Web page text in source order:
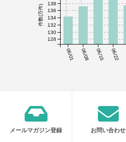
06/01 06/08 06/15 06/22
件数(万件)
128
130
132
134
136
138
メールマガジン登録 お問い合わせ